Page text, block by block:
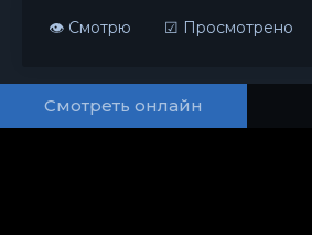
👁 Смотрю ☑ Просмотрено
Смотреть онлайн